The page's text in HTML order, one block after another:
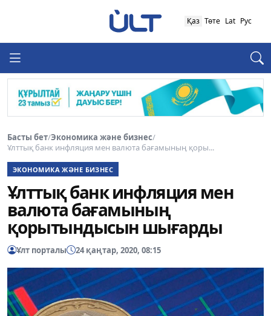
Қаз Төте Lat Рус
Басты бет/Экономика және бизнес/
Ұлттық банк инфляция мен валюта бағамының қоры...
ЭКОНОМИКА ЖӘНЕ БИЗНЕС
Ұлттық банк инфляция мен
валюта бағамының
қорытындысын шығарды
Ұлт порталы 24 қаңтар, 2020, 08:15